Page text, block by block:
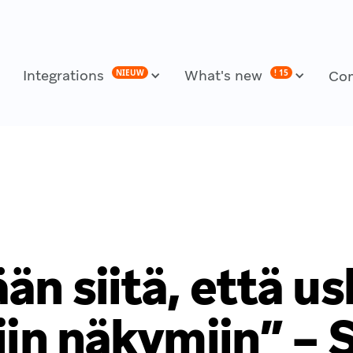
Integrations NIEUW What's new ! 15
siitä, että
näkymiin” –